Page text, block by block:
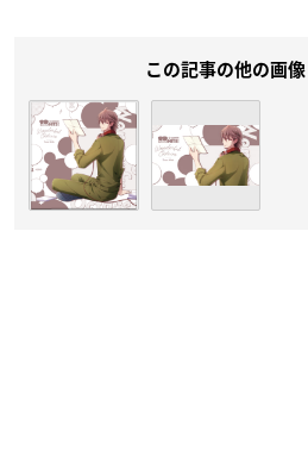
この記事の他の画像